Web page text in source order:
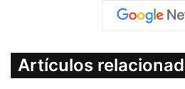
Artículos